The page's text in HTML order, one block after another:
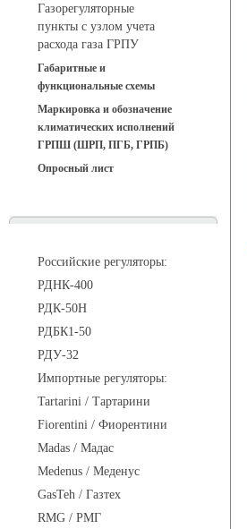
Газорегуляторные
пункты с узлом учета
расхода газа ГРПУ
Габаритные и
функциональные схемы
Маркировка и обозначение
климатических исполнений
ГРПШ (ШРП, ПГБ, ГРПБ)
Опросный лист
Российские регуляторы:
РДНК-400
РДК-50Н
РДБК1-50
РДУ-32
Импортные регуляторы:
Tartarini / Тартарини
Fiorentini / Фиорентини
Madas / Мадас
Medenus / Меденус
GasTeh / Газтех
RMG / РМГ